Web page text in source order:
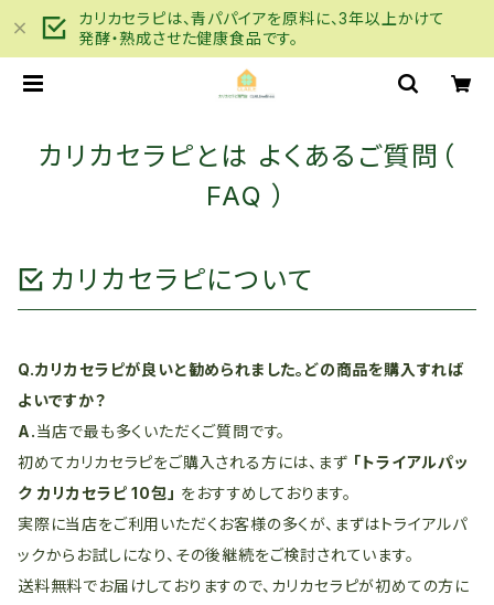
カリカセラピは、青パパイアを原料に、3年以上かけて
発酵・熟成させた健康食品です。
カリカセラピとは よくあるご質問（
FAQ ）
カリカセラピについて
Q.カリカセラピが良いと勧められました。どの商品を購入すれば
よいですか？
A.当店で最も多くいただくご質問です。
初めてカリカセラピをご購入される方には、まず 「トライアルパッ
ク カリカセラピ 10包」 をおすすめしております。
実際に当店をご利用いただくお客様の多くが、まずはトライアルパ
ックからお試しになり、その後継続をご検討されています。
送料無料でお届けしておりますので、カリカセラピが初めての方に